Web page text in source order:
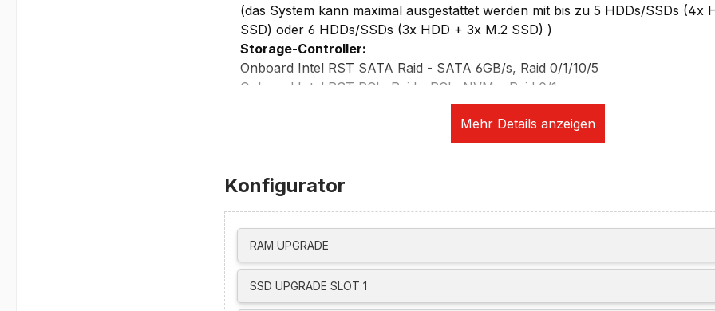
(das System kann maximal ausgestattet werden mit bis zu 5 HDDs/SSDs (4x
SSD) oder 6 HDDs/SSDs (3x HDD + 3x M.2 SSD) )
Storage-Controller:
Onboard Intel RST SATA Raid - SATA 6GB/s, Raid 0/1/10/5
Onboard Intel RST PCIe Raid - PCIe NVMe, Raid 0/1
Netzwerk/Kommunikation:
Gigabit Ethernet, Intel Ethernet Connection I219-LM, 1x RJ-45, supports
750 Watt 92% PSU - Autosensing, 80 PLUS Platinum qualified
Steckplätze:
1x PCIe 4.0 x16
Konfigurator
RAM UPGRADE
SSD UPGRADE SLOT 1